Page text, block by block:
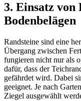
3. Einsatz von
Bodenbelägen
Randsteine sind eine
Übergang zwischen
fungieren nicht nur als
dafür, dass der
gefährdet wird. Dabei
geeignet. Je nach
Ziegel ausgewählt